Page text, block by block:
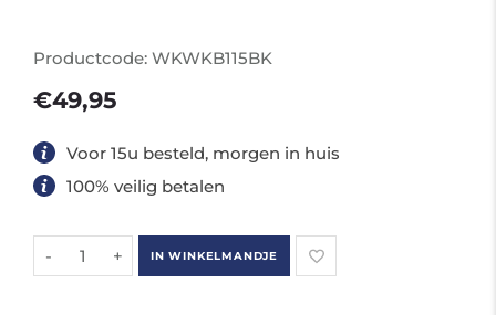
Productcode: WKWKB115BK
€49,95
Voor 15u besteld, morgen in huis
100% veilig betalen
- + IN WINKELMANDJE